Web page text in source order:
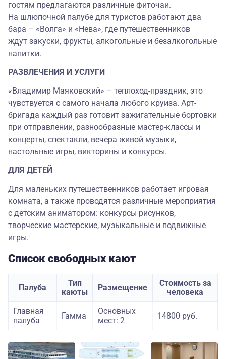
гостям предлагаются различные фиточаи.
На шлюпочной палубе для туристов работают два
бара – «Волга» и «Нева», где путешественников
ждут закуски, фрукты, алкогольные и безалкогольные
напитки.
РАЗВЛЕЧЕНИЯ И УСЛУГИ
«Владимир Маяковский» – теплоход-праздник, это
чувствуется с самого начала любого круиза. Арт-
бригада каждый раз готовит зажигательные бортовки
при отправлении, разнообразные мастер-классы и
концерты, спектакли, вечера живой музыки,
настольные игры, викторины и конкурсы.
ДЛЯ ДЕТЕЙ
Для маленьких путешественников работает игровая
комната, а также проводятся различные мероприятия
с детским аниматором: конкурсы рисунков,
творческие мастерские, музыкальные и подвижные
игры.
Список свободных кают
Палуба
Тип
каюты
Размещение
Стоимость за
человека
Главная
палуба
Гамма
Основных
мест: 2
14800 руб.